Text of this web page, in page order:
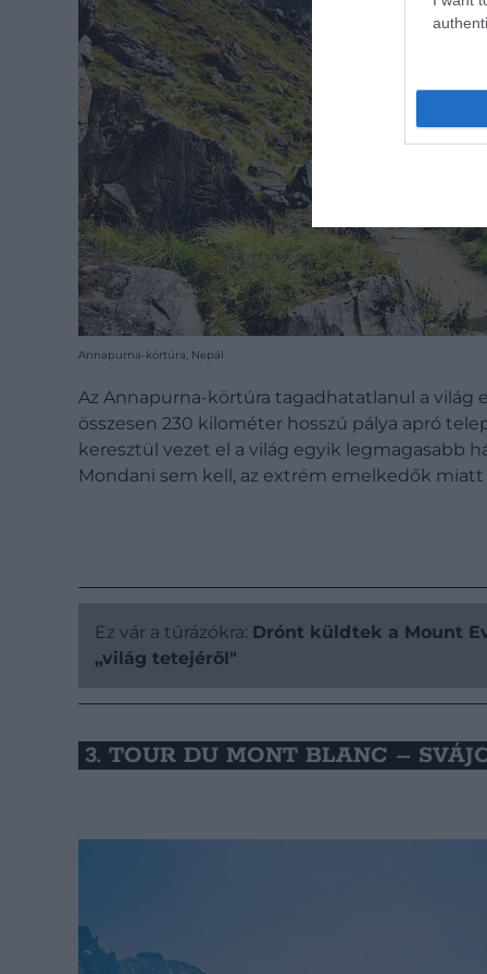
Annapurna-körtúra, Nepál
Az Annapurna-körtúra tagadhatatlanul a világ
összesen 230 kilométer hosszú pálya apró
keresztül vezet el a világ egyik legmagasabb
Mondani sem kell, az extrém emelkedők
Ez vár a túrázókra: Drónt küldtek a Mount
„világ tetejéről"
3. TOUR DU MONT BLANC –